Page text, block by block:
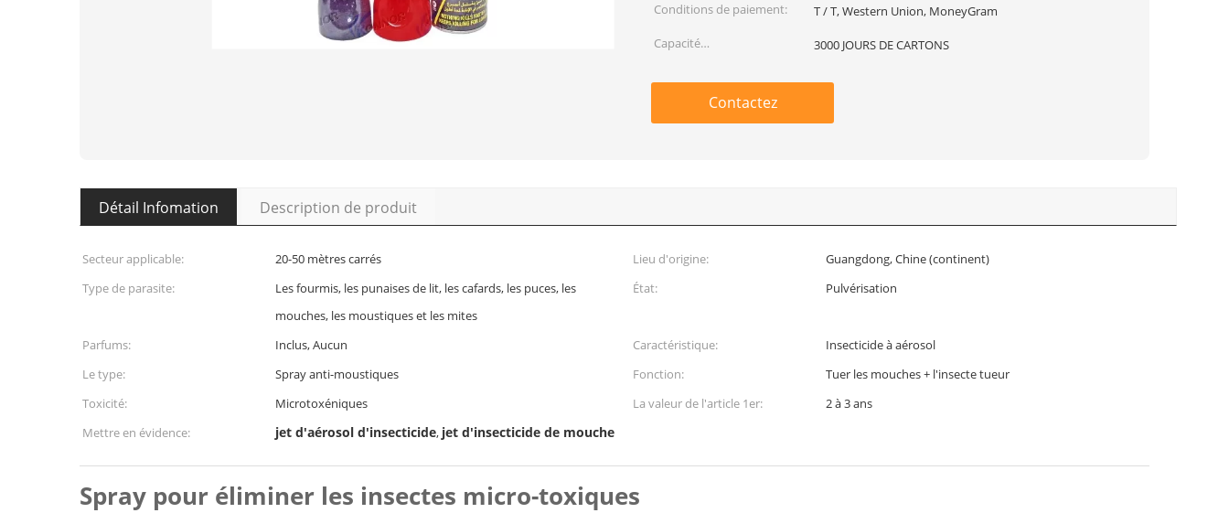
Conditions de paiement:
T / T, Western Union, MoneyGram
Capacité
3000 JOURS DE CARTONS
Contactez
Détail Infomation Description de produit
Secteur applicable: 20-50 mètres carrés Lieu d'origine:
Guangdong, Chine (continent)
Type de parasite:
Les fourmis, les punaises de lit, les cafards, les puces, les
mouches, les moustiques et les mites
État: Pulvérisation
Parfums: Inclus, Aucun Caractéristique:
Insecticide à aérosol
Le type:
Spray anti-moustiques Fonction:
Tuer les mouches + l'insecte tueur
Toxicité:
Microtoxéniques La valeur de l'article 1er:
2 à 3 ans
Mettre en évidence:
jet d'aérosol d'insecticide, jet d'insecticide de mouche
Spray pour éliminer les insectes micro-toxiques